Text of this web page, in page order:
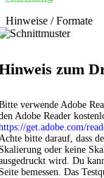
Hinweise / Formate
zum
verwende Adobe
Adobe Reader
get.adobe.com/
bitte darauf, dass
oder keine
wird. Du
bemessen. Das